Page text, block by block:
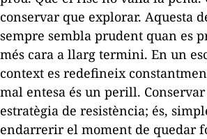
conservar que explorar. Aquesta
sempre sembla prudent quan es
més cara a llarg termini. En un
context es redefineix
mal entesa és un perill.
estratègia de resistència; és,
endarrerir el moment de quedar